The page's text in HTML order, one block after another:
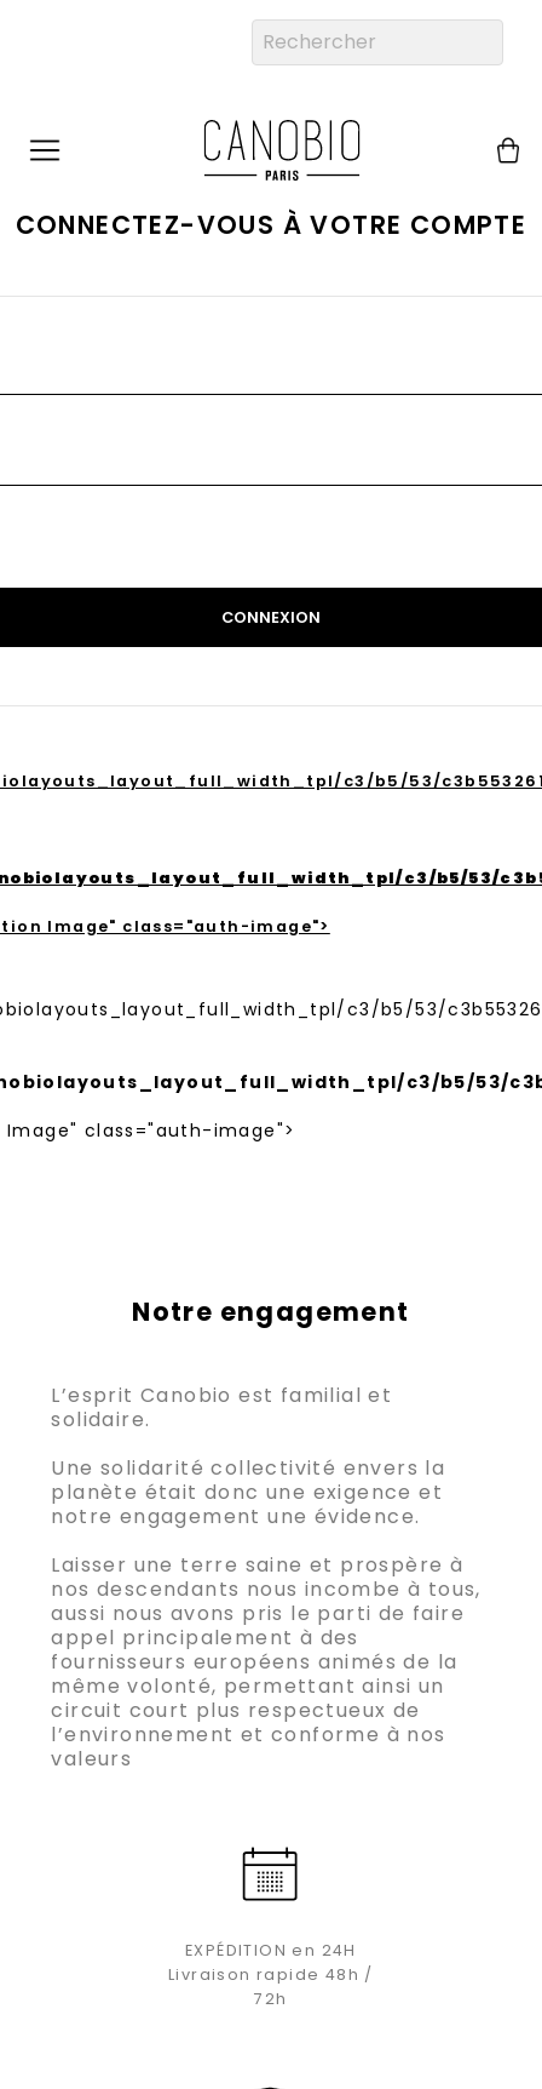
CONNECTEZ-VOUS À VOTRE COMPTE
CONNEXION
c3/b5/53/
c3/b5/53/
Image" class="auth-image">
c3/b5/53/
c3/b5/53/
class="auth-image">
Notre engagement
L’esprit Canobio est familial et
solidaire.
Une solidarité collectivité envers la
planète était donc une exigence et
notre engagement une évidence.
Laisser une terre saine et prospère à
nos descendants nous incombe à tous,
aussi nous avons pris le parti de faire
appel principalement à des
fournisseurs européens animés de la
même volonté, permettant ainsi un
circuit court plus respectueux de
l’environnement et conforme à nos
valeurs
EXPÉDITION en 24H
Livraison rapide 48h /
72h